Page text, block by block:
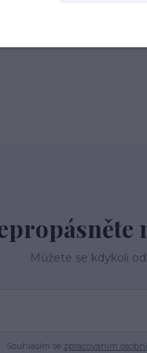
Můžete se kdykoli
Souhlasím se zpracováním